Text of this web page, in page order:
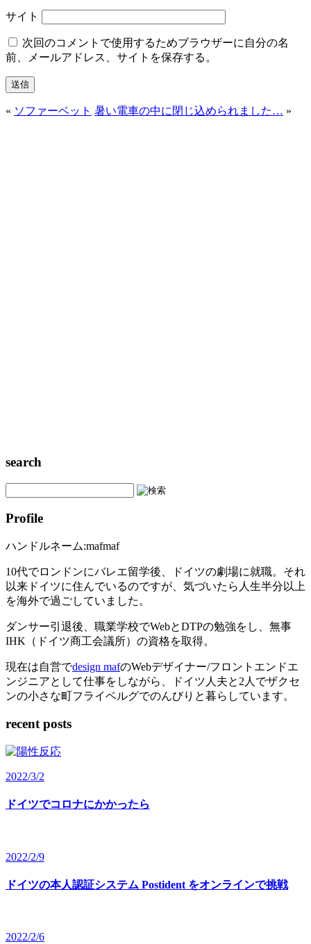
サイト
次回のコメントで使用するためブラウザーに自分の名
前、メールアドレス、サイトを保存する。
« ソファーベット 暑い電車の中に閉じ込められました… »
search
Profile
ハンドルネーム:mafmaf
10代でロンドンにバレエ留学後、ドイツの劇場に就職。それ
以来ドイツに住んでいるのですが、気づいたら人生半分以上
を海外で過ごしていました。
ダンサー引退後、職業学校でWebとDTPの勉強をし、無事
IHK（ドイツ商工会議所）の資格を取得。
現在は自営でdesign mafのWebデザイナー/フロントエンドエ
ンジニアとして仕事をしながら、ドイツ人夫と2人でザクセ
ンの小さな町フライベルグでのんびりと暮らしています。
recent posts
2022/3/2
ドイツでコロナにかかったら
2022/2/9
ドイツの本人認証システム Postident をオンラインで挑戦
2022/2/6